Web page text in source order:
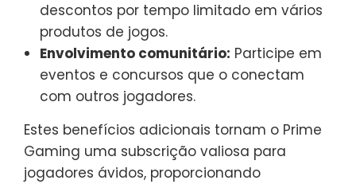
descontos por tempo limitado em vários
produtos de jogos.
Envolvimento comunitário: Participe em
eventos e concursos que o conectam
com outros jogadores.
Estes benefícios adicionais tornam o Prime
Gaming uma subscrição valiosa para
jogadores ávidos, proporcionando